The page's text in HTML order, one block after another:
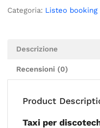
Categoria: Listeo booking
Descrizione
Recensioni (0)
Product
Taxi per